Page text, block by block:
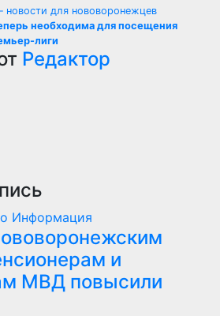
новости для нововоронежцев
необходима для посещения
лиги
Редактор
Информация
и
МВД повысили